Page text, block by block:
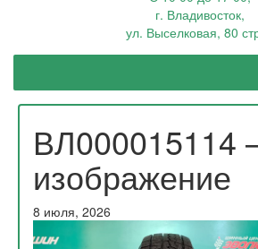
г. Владивосток,
ул. Выселковая, 80
ВЛ000015114
изображение
8 июля, 2026